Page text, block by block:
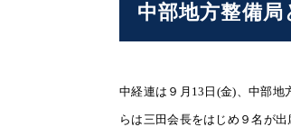
中部地方整備
中経連は９月 13 日 (金)、中部地
らは三田会長をはじめ９名が出